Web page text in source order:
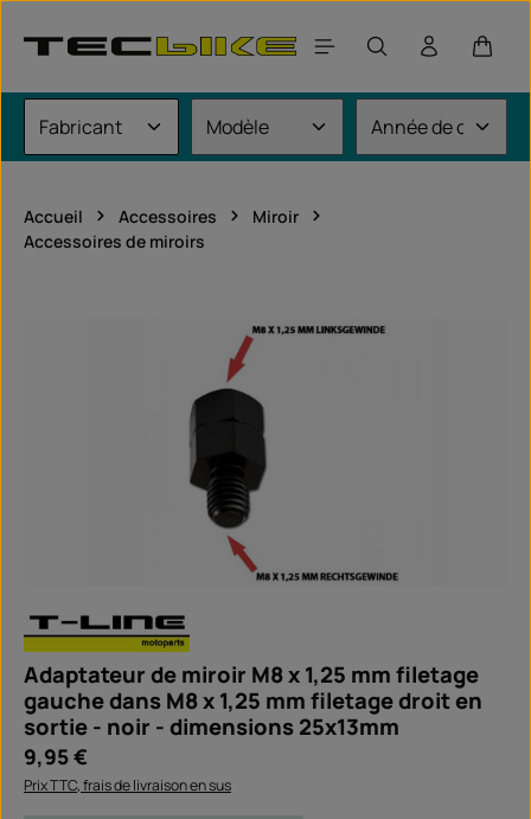
Le
Accueil Accessoires
Miroir
Accessoires de miroirs
Adaptateur de miroir M8 x 1,25 mm filetage
gauche dans M8 x 1,25 mm filetage droit en
sortie - noir - dimensions 25x13mm
Prix régulier :
9,95 €
Prix TTC, frais de livraison en sus